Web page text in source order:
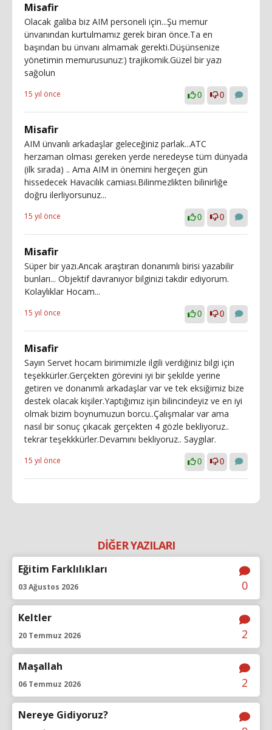
Misafir
Olacak galiba biz AIM personeli için...Şu memur
ünvanından kurtulmamız gerek biran önce.Ta en
başından bu ünvanı almamak gerekti.Düşünsenize
yönetimin memurusunuz:) trajikomik.Güzel bir yazı
sağolun
15 yıl önce 0 0
Misafir
AIM ünvanlı arkadaşlar geleceğiniz parlak...ATC
herzaman olması gereken yerde neredeyse tüm dünyada
(ilk sırada) .. Ama AIM in önemini hergeçen gün
hissedecek Havacılık camiası.Bilinmezlikten bilinirliğe
doğru ilerliyorsunuz...
15 yıl önce 0 0
Misafir
Süper bir yazı.Ancak araştıran donanımlı birisi yazabilir
bunları... Objektif davranıyor bilginizi takdir ediyorum.
Kolaylıklar Hocam...
15 yıl önce 0 0
Misafir
Sayın Servet hocam birimimizle ilgili verdiğiniz bilgi için
teşekkürler.Gerçekten görevini iyi bir şekilde yerine
getiren ve donanımlı arkadaşlar var ve tek eksiğimiz bize
destek olacak kişiler.Yaptığımız işin bilincindeyiz ve en iyi
olmak bizim boynumuzun borcu..Çalışmalar var ama
nasıl bir sonuç çıkacak gerçekten 4 gözle bekliyoruz..
tekrar teşekkkürler.Devamını bekliyoruz.. Saygılar.
15 yıl önce 0 0
DİĞER YAZILARI
Eğitim Farklılıkları
03 Ağustos 2026 0
Keltler
20 Temmuz 2026 2
Maşallah
06 Temmuz 2026 2
Nereye Gidiyoruz?